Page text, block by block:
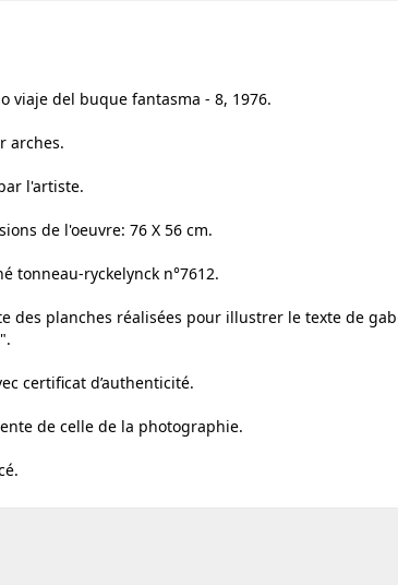
viaje del buque fantasma - 8, 1976.
arches.
l'artiste.
de l'oeuvre: 76 X 56 cm.
tonneau-ryckelynck n°7612.
des planches réalisées pour illustrer le texte de
certificat d’authenticité.
de celle de la photographie.